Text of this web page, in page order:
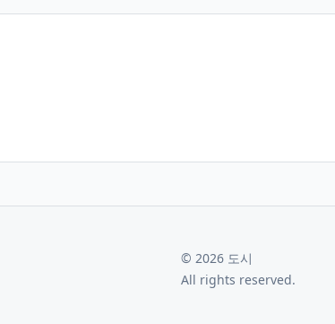
© 2026 도시
All rights reserved.